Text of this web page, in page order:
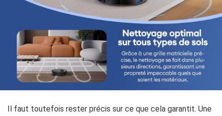
Il faut toutefois rester précis sur ce que cela garantit. Une